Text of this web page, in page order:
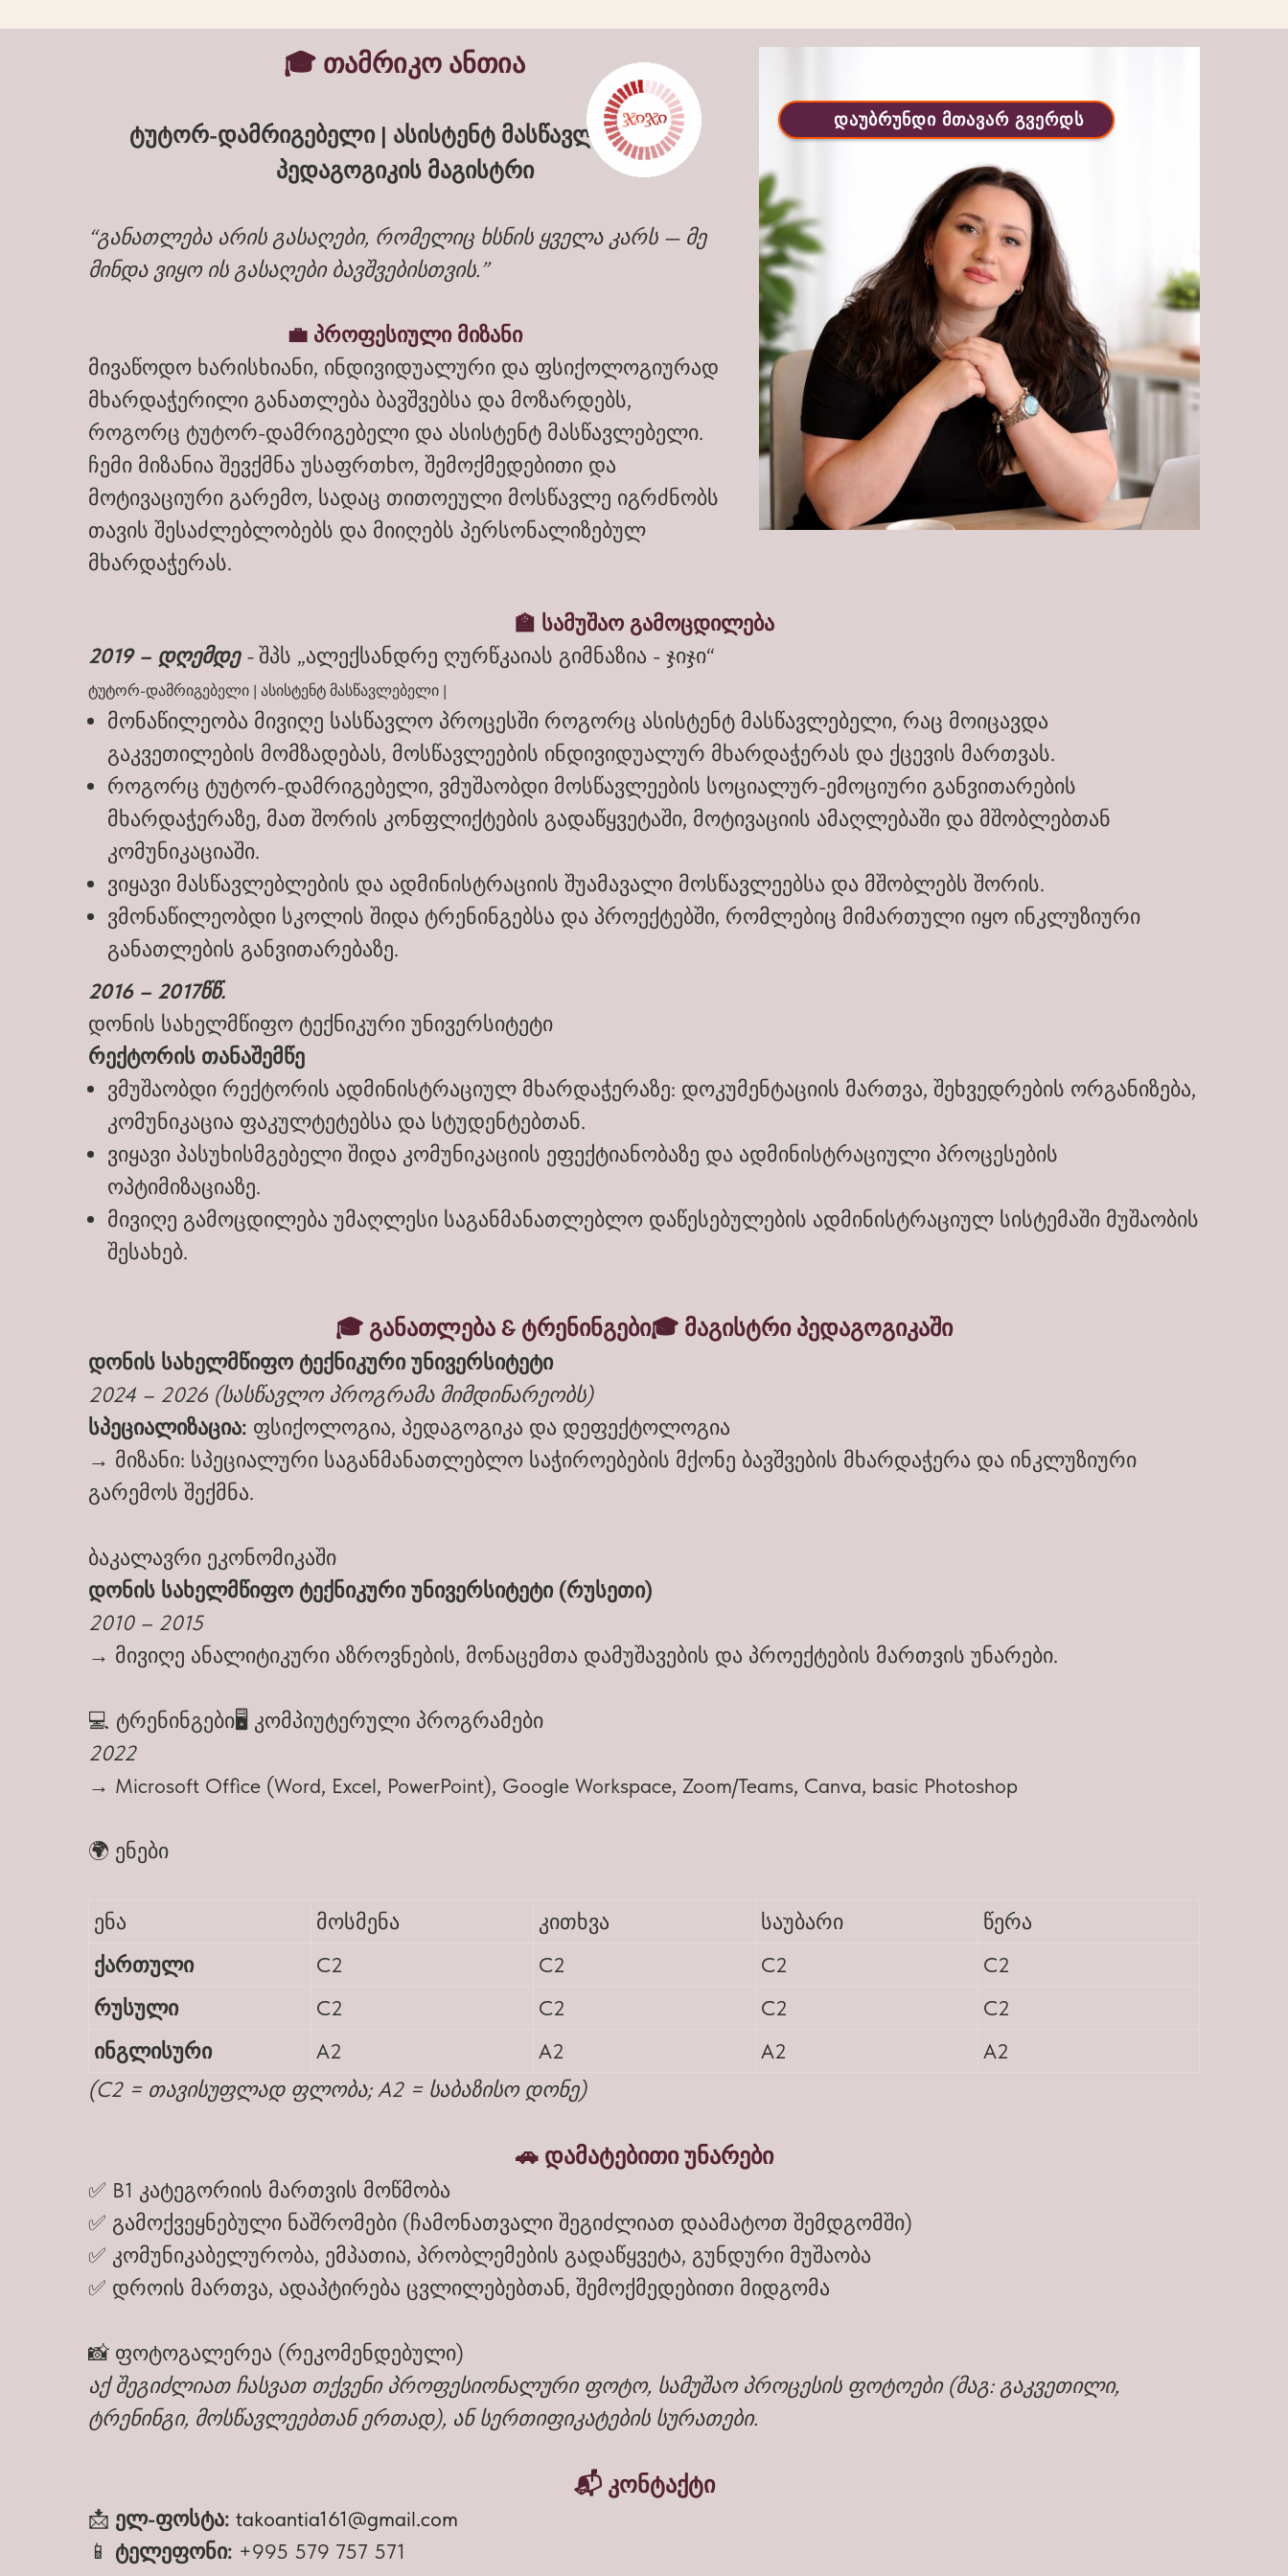
🎓 თამრიკო ანთია
ტუტორ-დამრიგებელი | ასისტენტ მასწავლებელი |
პედაგოგიკის მაგისტრი
“განათლება არის გასაღები, რომელიც ხსნის ყველა კარს — მე
მინდა ვიყო ის გასაღები ბავშვებისთვის.”
💼 პროფესიული მიზანი
მივაწოდო ხარისხიანი, ინდივიდუალური და ფსიქოლოგიურად
მხარდაჭერილი განათლება ბავშვებსა და მოზარდებს,
როგორც ტუტორ-დამრიგებელი და ასისტენტ მასწავლებელი.
ჩემი მიზანია შევქმნა უსაფრთხო, შემოქმედებითი და
მოტივაციური გარემო, სადაც თითოეული მოსწავლე იგრძნობს
თავის შესაძლებლობებს და მიიღებს პერსონალიზებულ
მხარდაჭერას.
🏫 სამუშაო გამოცდილება
2019 – დღემდე-შპს „ალექსანდრე ღურწკაიას გიმნაზია - ჯიჯი“
ტუტორ-დამრიგებელი | ასისტენტ მასწავლებელი |
მონაწილეობა მივიღე სასწავლო პროცესში როგორც ასისტენტ მასწავლებელი, რაც მოიცავდა
გაკვეთილების მომზადებას, მოსწავლეების ინდივიდუალურ მხარდაჭერას და ქცევის მართვას.
როგორც ტუტორ-დამრიგებელი, ვმუშაობდი მოსწავლეების სოციალურ-ემოციური განვითარების
მხარდაჭერაზე, მათ შორის კონფლიქტების გადაწყვეტაში, მოტივაციის ამაღლებაში და მშობლებთან
კომუნიკაციაში.
ვიყავი მასწავლებლების და ადმინისტრაციის შუამავალი მოსწავლეებსა და მშობლებს შორის.
ვმონაწილეობდი სკოლის შიდა ტრენინგებსა და პროექტებში, რომლებიც მიმართული იყო ინკლუზიური
განათლების განვითარებაზე.
2016 – 2017წწ.
დონის სახელმწიფო ტექნიკური უნივერსიტეტი
რექტორის თანაშემწე
ვმუშაობდი რექტორის ადმინისტრაციულ მხარდაჭერაზე: დოკუმენტაციის მართვა, შეხვედრების ორგანიზება,
კომუნიკაცია ფაკულტეტებსა და სტუდენტებთან.
ვიყავი პასუხისმგებელი შიდა კომუნიკაციის ეფექტიანობაზე და ადმინისტრაციული პროცესების
ოპტიმიზაციაზე.
მივიღე გამოცდილება უმაღლესი საგანმანათლებლო დაწესებულების ადმინისტრაციულ სისტემაში მუშაობის
შესახებ.
🎓 განათლება & ტრენინგები🎓 მაგისტრი პედაგოგიკაში
დონის სახელმწიფო ტექნიკური უნივერსიტეტი
2024 – 2026 (სასწავლო პროგრამა მიმდინარეობს)
სპეციალიზაცია: ფსიქოლოგია, პედაგოგიკა და დეფექტოლოგია
→ მიზანი: სპეციალური საგანმანათლებლო საჭიროებების მქონე ბავშვების მხარდაჭერა და ინკლუზიური
გარემოს შექმნა.
ბაკალავრი ეკონომიკაში
დონის სახელმწიფო ტექნიკური უნივერსიტეტი (რუსეთი)
2010 – 2015
→ მივიღე ანალიტიკური აზროვნების, მონაცემთა დამუშავების და პროექტების მართვის უნარები.
💻 ტრენინგები🖥️ კომპიუტერული პროგრამები
2022
→ Microsoft Office (Word, Excel, PowerPoint), Google Workspace, Zoom/Teams, Canva, basic Photoshop
🌍 ენები
ენა მოსმენა კითხვა საუბარი
წერა
ქართული
C2 C2 C2
C2
რუსული
C2 C2 C2
C2
ინგლისური
A2 A2 A2
A2
(C2 = თავისუფლად ფლობა; A2 = საბაზისო დონე)
🚗 დამატებითი უნარები
✅ B1 კატეგორიის მართვის მოწმობა
✅ გამოქვეყნებული ნაშრომები (ჩამონათვალი შეგიძლიათ დაამატოთ შემდგომში)
✅ კომუნიკაბელურობა, ემპათია, პრობლემების გადაწყვეტა, გუნდური მუშაობა
✅ დროის მართვა, ადაპტირება ცვლილებებთან, შემოქმედებითი მიდგომა
📸 ფოტოგალერეა (რეკომენდებული)
აქ შეგიძლიათ ჩასვათ თქვენი პროფესიონალური ფოტო, სამუშაო პროცესის ფოტოები (მაგ: გაკვეთილი,
ტრენინგი, მოსწავლეებთან ერთად), ან სერთიფიკატების სურათები.
📬 კონტაქტი
📩 ელ-ფოსტა: takoantia161@gmail.com
📱 ტელეფონი: +995 579 757 571
დაუბრუნდი მთავარ გვერდს